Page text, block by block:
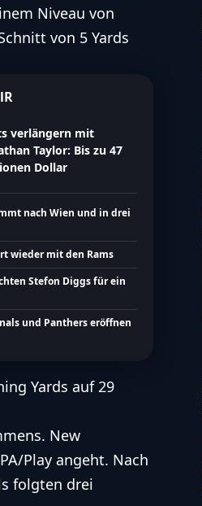
Niveau von
von 5 Yards
verlängern mit
Taylor: Bis zu 47
Dollar
nach Wien und in drei
wieder mit den Rams
Stefon Diggs für ein
und Panthers eröffnen
Yards auf 29
New
Play angeht. Nach
folgten drei